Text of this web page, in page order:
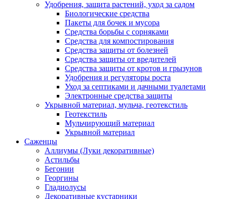
Удобрения, защита растений, уход за садом
Биологические средства
Пакеты для бочек и мусора
Средства борьбы с сорняками
Средства для компостирования
Средства защиты от болезней
Средства защиты от вредителей
Средства защиты от кротов и грызунов
Удобрения и регуляторы роста
Уход за септиками и дачными туалетами
Электронные средства защиты
Укрывной материал, мульча, геотекстиль
Геотекстиль
Мульчирующий материал
Укрывной материал
Саженцы
Аллиумы (Луки декоративные)
Астильбы
Бегонии
Георгины
Гладиолусы
Декоративные кустарники